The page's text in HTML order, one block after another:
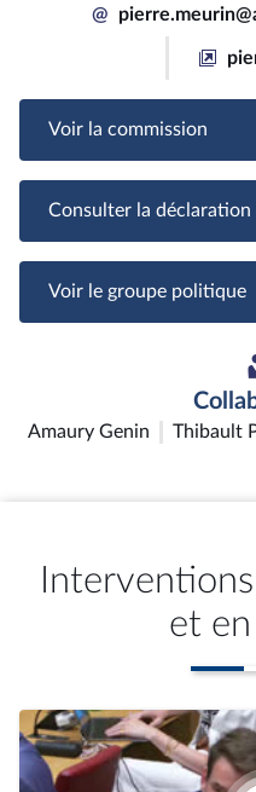
@
Voir la commission
Consulter la
Voir le groupe politique
Amaury Genin Thibault
et